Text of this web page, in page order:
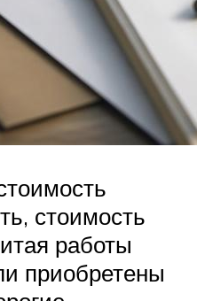
стоимость
работы
приобретены